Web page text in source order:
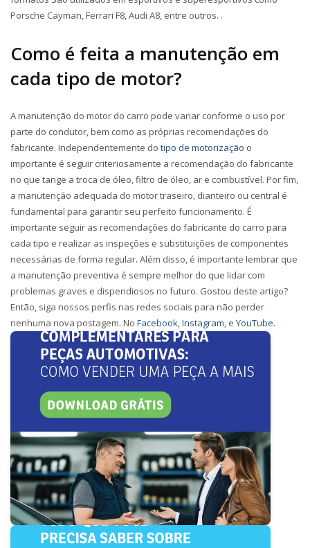
Porsche Cayman, Ferrari F8, Audi A8, entre outros. .
Como é feita a manutenção em
cada tipo de motor?
A manutenção do motor do carro pode variar conforme o uso por
parte do condutor, bem como as próprias recomendações do
fabricante. Independentemente do tipo de motorização o
importante é seguir criteriosamente a recomendação do fabricante
no que tange a troca de óleo, filtro de óleo, ar e combustível. Por fim,
a manutenção adequada do motor traseiro, dianteiro ou central é
fundamental para garantir seu perfeito funcionamento. É
importante seguir as recomendações do fabricante do carro para
cada tipo e realizar as inspeções e substituições de componentes
necessárias de forma regular. Além disso, é importante lembrar que
a manutenção preventiva é sempre melhor do que lidar com
problemas graves e dispendiosos no futuro. Gostou deste artigo?
Então, siga nossos perfis nas redes sociais para não perder
nenhuma nova postagem. No Facebook,Instagram, e YouTube.